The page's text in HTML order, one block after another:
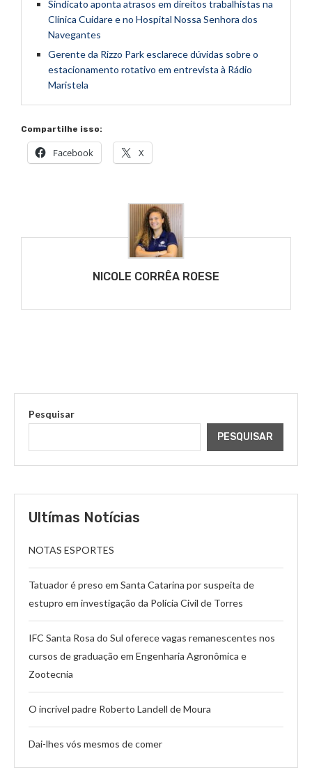
Sindicato aponta atrasos em direitos trabalhistas na
Clínica Cuidare e no Hospital Nossa Senhora dos
Navegantes
Gerente da Rizzo Park esclarece dúvidas sobre o
estacionamento rotativo em entrevista à Rádio
Maristela
Compartilhe isso:
Facebook X
NICOLE CORRÊA ROESE
Pesquisar
PESQUISAR
Ultímas Notícias
NOTAS ESPORTES
Tatuador é preso em Santa Catarina por suspeita de
estupro em investigação da Polícia Civil de Torres
IFC Santa Rosa do Sul oferece vagas remanescentes nos
cursos de graduação em Engenharia Agronômica e
Zootecnia
O incrível padre Roberto Landell de Moura
Dai-lhes vós mesmos de comer